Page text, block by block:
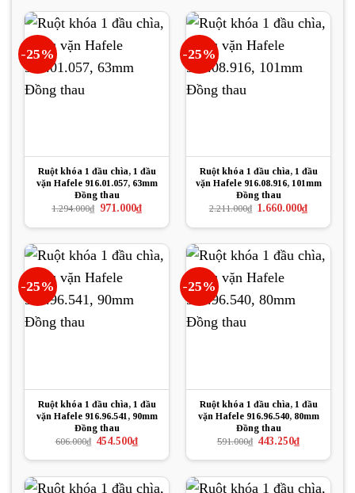
2.160.000₫.
310.000₫.
-25%
Ruột khóa 1 đầu chìa, 1 đầu
vặn Hafele 916.01.057, 63mm
Đồng thau
1.294.000₫ Giá
là:
971.000₫Giá
hiện
tại
971.000₫.
-25%
Ruột khóa 1 đầu chìa, 1 đầu
vặn Hafele 916.08.916, 101mm
Đồng thau
2.211.000₫ Giá
là:
1.660.000₫Giá
hiện
tại
1.660.000₫.
-25%
Ruột khóa 1 đầu chìa, 1 đầu
vặn Hafele 916.96.541, 90mm
Đồng thau
606.000₫ Giá
là:
454.500₫Giá
hiện
tại
454.500₫.
-25%
Ruột khóa 1 đầu chìa, 1 đầu
vặn Hafele 916.96.540, 80mm
Đồng thau
591.000₫ Giá
là:
443.250₫Giá
hiện
tại
443.250₫.